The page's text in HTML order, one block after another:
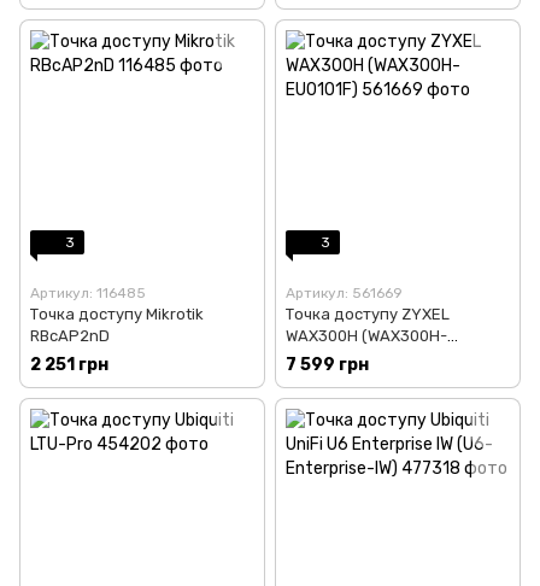
3
Артикул: 116485
Точка доступу Mikrotik
RBcAP2nD
2 251 грн
3
Артикул: 561669
Точка доступу ZYXEL
WAX300H (WAX300H-
EU0101F)
7 599 грн